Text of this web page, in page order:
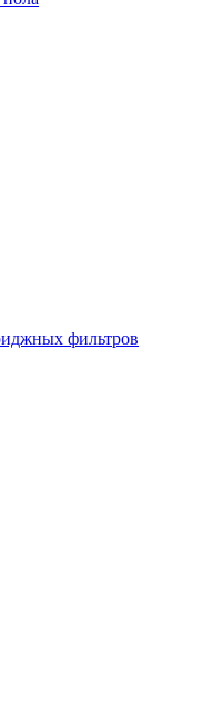
фильтров